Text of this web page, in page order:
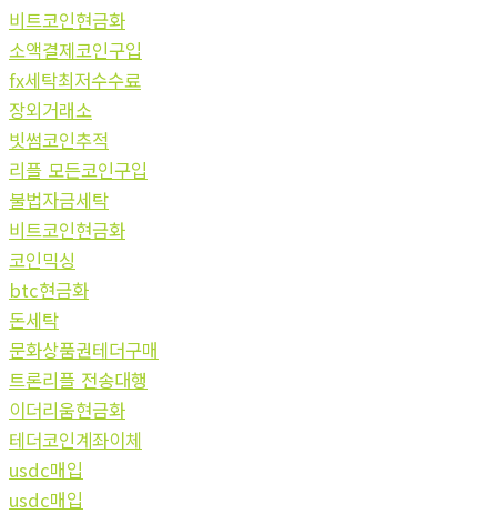
비트코인현금화
소액결제코인구입
fx세탁최저수수료
장외거래소
빗썸코인추적
리플 모든코인구입
불법자금세탁
비트코인현금화
코인믹싱
btc현금화
돈세탁
문화상품권테더구매
트론리플 전송대행
이더리움현금화
테더코인계좌이체
usdc매입
usdc매입